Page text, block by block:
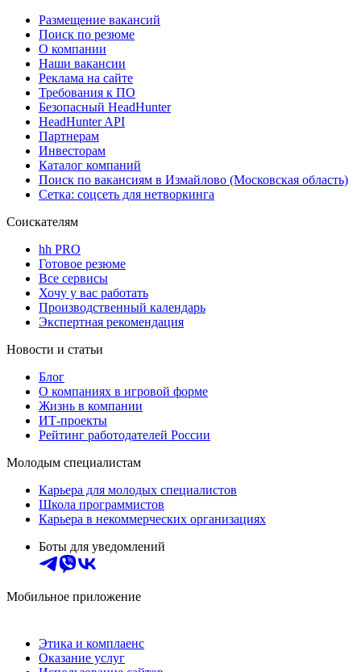
Размещение вакансий
Поиск по резюме
О компании
Наши вакансии
Реклама на сайте
Требования к ПО
Безопасный HeadHunter
HeadHunter API
Партнерам
Инвесторам
Каталог компаний
Поиск по вакансиям в Измайлово (Московская область)
Сетка: соцсеть для нетворкинга
Соискателям
hh PRO
Готовое резюме
Все сервисы
Хочу у вас работать
Производственный календарь
Экспертная рекомендация
Новости и статьи
Блог
О компаниях в игровой форме
Жизнь в компании
ИТ-проекты
Рейтинг работодателей России
Молодым специалистам
Карьера для молодых специалистов
Школа программистов
Карьера в некоммерческих организациях
Боты для уведомлений
Мобильное приложение
Этика и комплаенс
Оказание услуг